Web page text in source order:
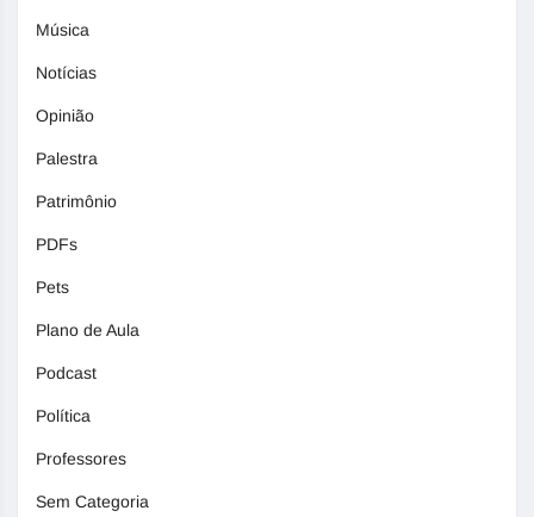
Música
Notícias
Opinião
Palestra
Patrimônio
PDFs
Pets
Plano de Aula
Podcast
Política
Professores
Sem Categoria